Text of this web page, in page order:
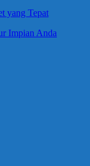
yang Tepat
Impian Anda